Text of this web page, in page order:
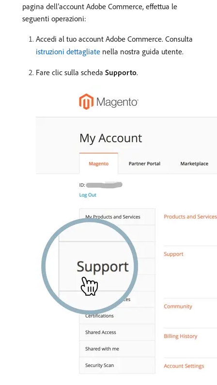
pagina dell’account Adobe Commerce, effettua le
seguenti operazioni:
Accedi al tuo account Adobe Commerce. Consulta
istruzioni dettagliate nella nostra guida utente.
Fare clic sulla scheda Supporto.